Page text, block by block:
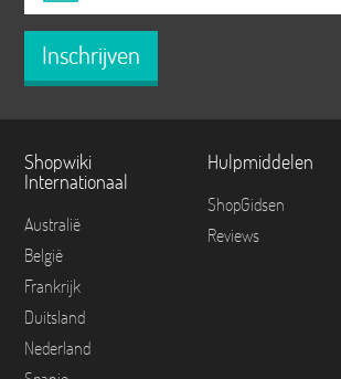
Inschrijven
Shopwiki
Internationaal
Australië
België
Frankrijk
Duitsland
Nederland
Hulpmiddelen
ShopGidsen
Reviews